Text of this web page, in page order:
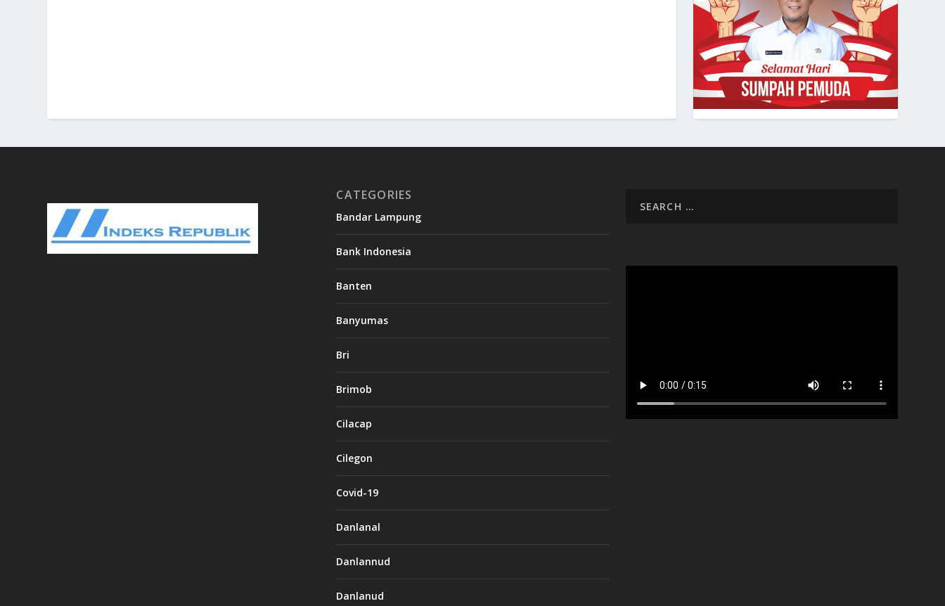
CATEGORIES
Bandar Lampung
Bank Indonesia
Banten
Banyumas
Bri
Brimob
Cilacap
Cilegon
Covid-19
Danlanal
Danlannud
Danlanud